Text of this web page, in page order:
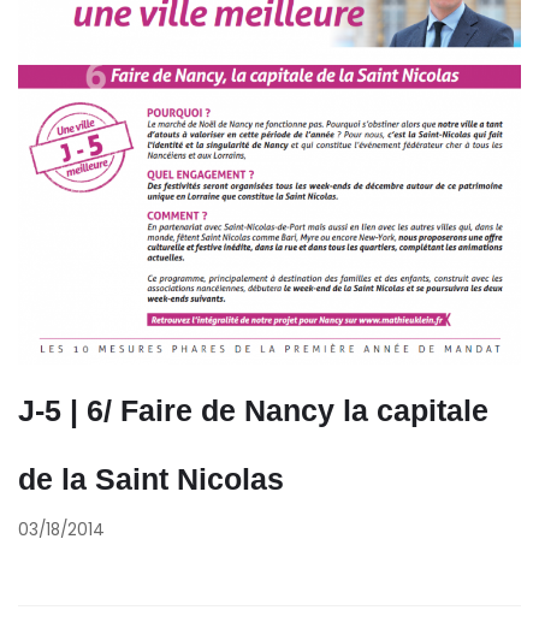
J-5 | 6/ Faire de Nancy la capitale
de la Saint Nicolas
03/18/2014